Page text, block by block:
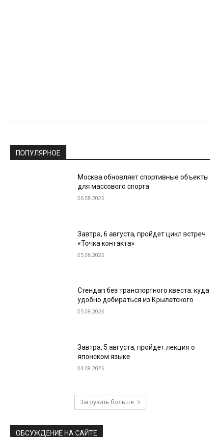
ПОПУЛЯРНОЕ
Москва обновляет спортивные объекты
для массового спорта
06.08.2026
Завтра, 6 августа, пройдет цикл встреч
«Точка контакта»
05.08.2026
Стендап без транспортного квеста: куда
удобно добираться из Крылатского
05.08.2026
Завтра, 5 августа, пройдет лекция о
японском языке
04.08.2026
Загрузить больше
ОБСУЖДЕНИЕ НА САЙТЕ